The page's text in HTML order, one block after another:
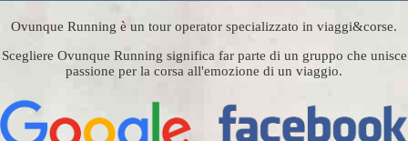
Ovunque Running è un tour operator specializzato in viaggi&corse.
Scegliere Ovunque Running significa far parte di un gruppo che unisce
passione per la corsa all'emozione di un viaggio.